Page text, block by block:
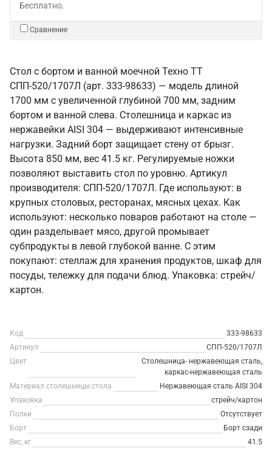
Бесплатно.
Сравнение
Стол с бортом и ванной моечной Техно ТТ
СПП-520/1707Л (арт. 333-98633) — модель длиной
1700 мм с увеличенной глубиной 700 мм, задним
бортом и ванной слева. Столешница и каркас из
нержавейки AISI 304 — выдерживают интенсивные
нагрузки. Задний борт защищает стену от брызг.
Высота 850 мм, вес 41.5 кг. Регулируемые ножки
позволяют выставить стол по уровню. Артикул
производителя: СПП-520/1707Л. Где используют: в
крупных столовых, ресторанах, мясных цехах. Как
используют: несколько поваров работают на столе —
один разделывает мясо, другой промывает
субпродукты в левой глубокой ванне. С этим
покупают: стеллаж для хранения продуктов, шкаф для
посуды, тележку для подачи блюд. Упаковка: стрейч/
картон.
Код
333-98633
Артикул
СПП-520/1707Л
Цвет
Столешница- нержавеющая сталь,
каркас-нержавеющая сталь
Материал столешницы стола
Нержавеющая сталь AISI 304
Упаковка
стрейч/картон
Полки
Отсутствует
Борт
Борт сзади
Вес, кг
41.5